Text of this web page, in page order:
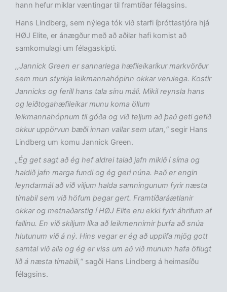
hann hefur miklar væntingar til framtíðar félagsins.
Hans Lindberg, sem nýlega tók við starfi íþróttastjóra hjá
HØJ Elite, er ánægður með að aðilar hafi komist að
samkomulagi um félagaskipti.
,,Jannick Green er sannarlega hæfileikaríkur markvörður
sem mun styrkja leikmannahópinn okkar verulega. Kostir
Jannicks og ferill hans tala sínu máli. Mikil reynsla hans
og leiðtogahæfileikar munu koma öllum
leikmannahópnum til góða og við teljum að það geti gefið
okkur uppörvun bæði innan vallar sem utan,“ segir Hans
Lindberg um komu Jannick Green.
„Ég get sagt að ég hef aldrei talað jafn mikið í síma og
haldið jafn marga fundi og ég geri núna. Það er engin
leyndarmál að við viljum halda samningunum fyrir næsta
tímabil sem við höfum þegar gert. Framtíðaráætlanir
okkar og metnaðarstig í HØJ Elite eru ekki fyrir áhrifum af
fallinu. En við skiljum líka að leikmennirnir þurfa að snúa
hlutunum við á ný. Hins vegar er ég að upplifa mjög gott
samtal við alla og ég er viss um að við munum hafa öflugt
lið á næsta tímabili,“ sagði Hans Lindberg á heimasíðu
félagsins.